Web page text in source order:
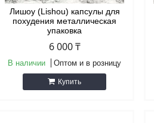
Лишоу (Lishou) капсулы для
похудения металлическая
упаковка
6 000 ₸
В наличии Оптом и в розницу
Купить